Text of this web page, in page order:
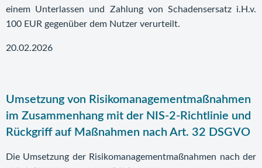
einem Unterlassen und Zahlung von Schadensersatz i.H.v.
100 EUR gegenüber dem Nutzer verurteilt.
20.02.2026
Umsetzung von Risikomanagementmaßnahmen
im Zusammenhang mit der NIS-2-Richtlinie und
Rückgriff auf Maßnahmen nach Art. 32 DSGVO
Die Umsetzung der Risikomanagementmaßnahmen nach der